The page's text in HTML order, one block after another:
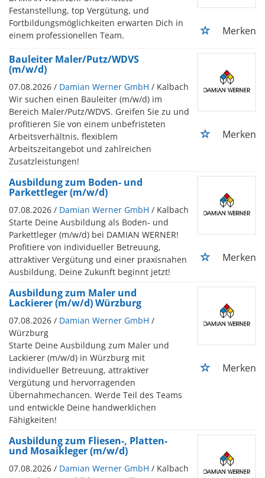
Festanstellung, top Vergütung, und
Fortbildungsmöglichkeiten erwarten Dich in
einem professionellen Team.
Merken
Bauleiter Maler/Putz/WDVS
(m/w/d)
07.08.2026 / Damian Werner GmbH / Kalbach
Wir suchen einen Bauleiter (m/w/d) im
Bereich Maler/Putz/WDVS. Greifen Sie zu und
profitieren Sie von einem unbefristeten
Arbeitsverhältnis, flexiblem
Arbeitszeitangebot und zahlreichen
Zusatzleistungen!
Merken
Ausbildung zum Boden- und
Parkettleger (m/w/d)
07.08.2026 / Damian Werner GmbH / Kalbach
Starte Deine Ausbildung als Boden- und
Parkettleger (m/w/d) bei DAMIAN WERNER!
Profitiere von individueller Betreuung,
attraktiver Vergütung und einer praxisnahen
Ausbildung. Deine Zukunft beginnt jetzt!
Merken
Ausbildung zum Maler und
Lackierer (m/w/d) Würzburg
07.08.2026 / Damian Werner GmbH /
Würzburg
Starte Deine Ausbildung zum Maler und
Lackierer (m/w/d) in Würzburg mit
individueller Betreuung, attraktiver
Vergütung und hervorragenden
Übernahmechancen. Werde Teil des Teams
und entwickle Deine handwerklichen
Fähigkeiten!
Merken
Ausbildung zum Fliesen-, Platten-
und Mosaikleger (m/w/d)
07.08.2026 / Damian Werner GmbH / Kalbach